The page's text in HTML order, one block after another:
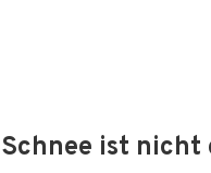
Schnee ist nicht